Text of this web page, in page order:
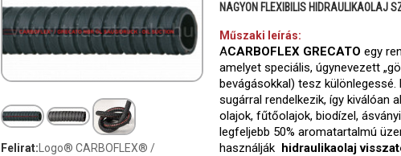
Felirat: Logo® CARBOFLEX® /
NAGYON FLEXIBILIS HIDRAULIKAOLAJ
Műszaki leírás:
ACARBOFLEX GRECATO egy
amelyet speciális, úgynevezett
bevágásokkal) tesz
sugárral rendelkezik, így kiválóan
olajok, fűtőolajok, biodízel,
legfeljebb 50% aromatartalmú
használják hidraulikaolaj